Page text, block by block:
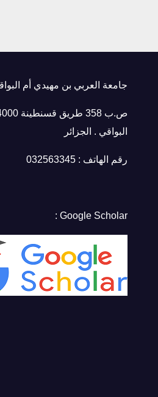
جامعة العربي بن مهيدي أم
البواقي . الجزائر
رقم الهاتف : 032563345
Google Scholar :